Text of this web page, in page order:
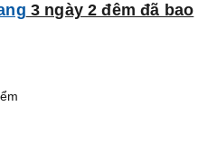
3 ngày 2 đêm đã bao